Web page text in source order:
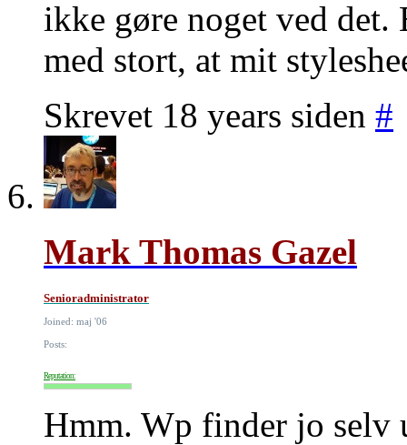
ikke gøre noget ved det.
med stort, at mit
Skrevet 18 years siden #
Mark Thomas Gazel
Senioradministrator
Joined: maj '06
Posts:
Reputation:
Hmm. Wp finder jo selv